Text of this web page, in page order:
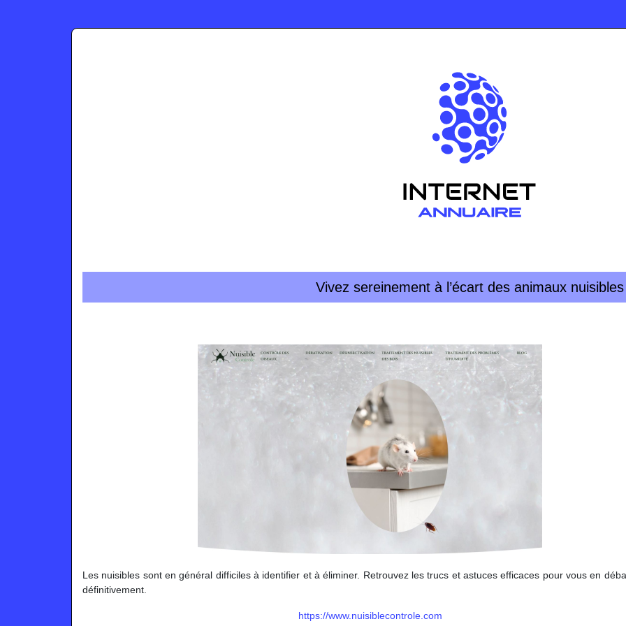
Vivez sereinement à l’écart des animaux nuisibles
Les nuisibles sont en général difficiles à identifier et à éliminer. Retrouvez les trucs et astuces efficaces pour vous en
définitivement.
https://www.nuisiblecontrole.com